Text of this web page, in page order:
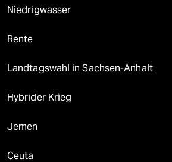
Niedrigwasser
Rente
Landtagswahl in Sachsen-Anhalt
Hybrider Krieg
Jemen
Ceuta